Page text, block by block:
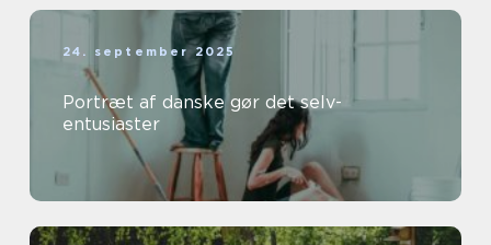
24. september 2025
Portræt af danske gør det selv-
entusiaster